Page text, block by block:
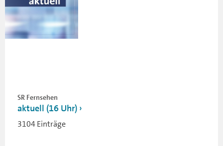
SR Fernsehen
aktuell (16 Uhr)
3104 Einträge